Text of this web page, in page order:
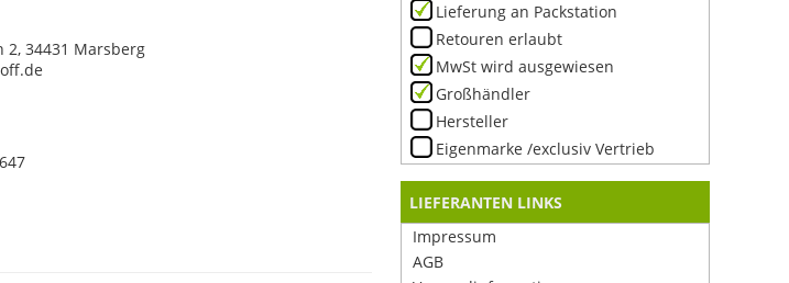
2, 34431 Marsberg
Lieferung an Packstation
Retouren erlaubt
MwSt wird ausgewiesen
Großhändler
Hersteller
Eigenmarke /exclusiv Vertrieb
LIEFERANTEN LINKS
Impressum
AGB